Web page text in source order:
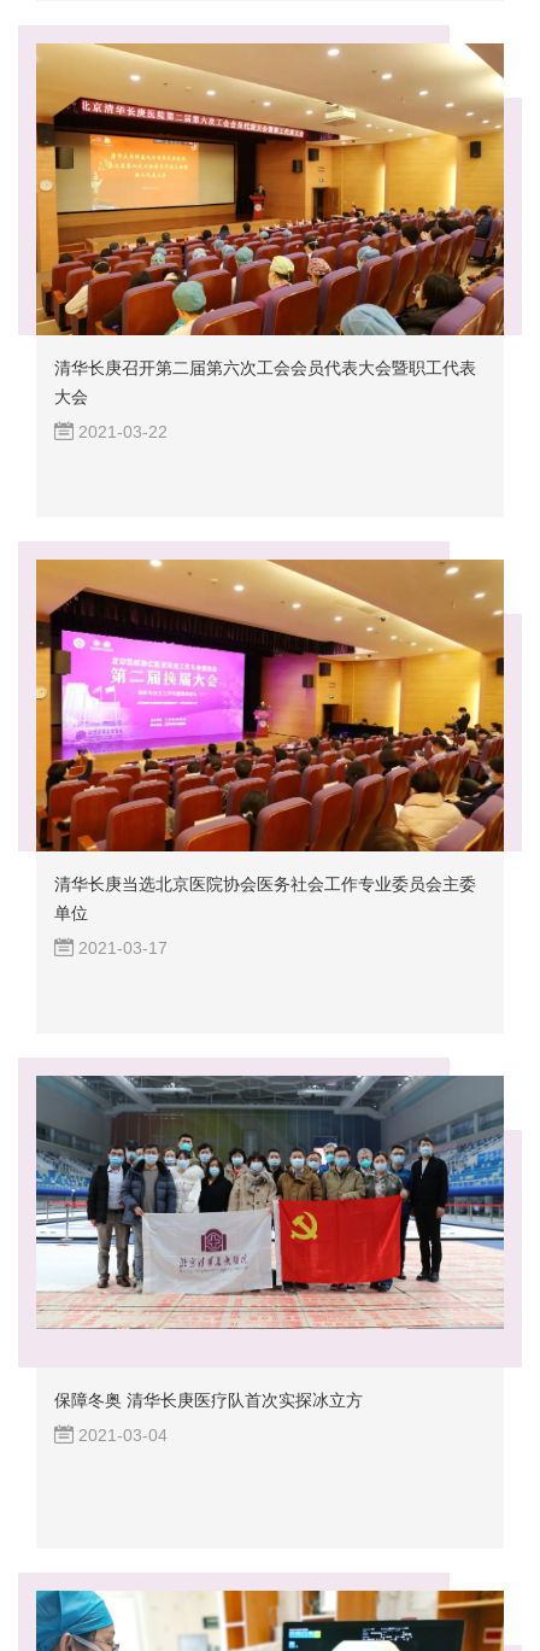
清华长庚召开第二届第六次工会会员代表大会暨职工代表
大会
2021-03-22
清华长庚当选北京医院协会医务社会工作专业委员会主委
单位
2021-03-17
保障冬奥 清华长庚医疗队首次实探冰立方
2021-03-04